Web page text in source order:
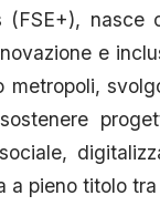
(FSE+),
e
metropoli,
a pieno titolo